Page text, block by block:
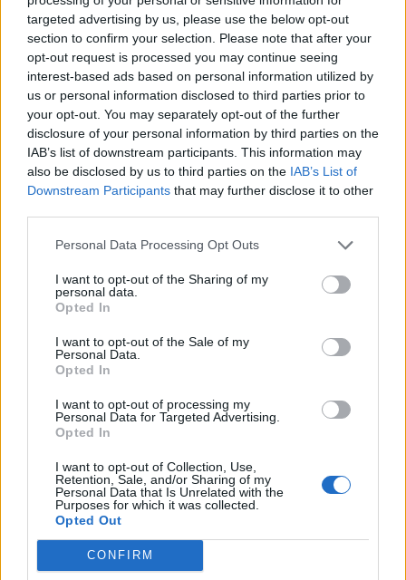
targeted advertising by us, please use the below opt-out
section to confirm your selection. Please note that after your
opt-out request is processed you may continue seeing
interest-based ads based on personal information utilized by
us or personal information disclosed to third parties prior to
your opt-out. You may separately opt-out of the further
disclosure of your personal information by third parties on the
IAB’s list of downstream participants. This information may
also be disclosed by us to third parties on the IAB’s List of
Downstream Participants that may further disclose it to other
Personal Data Processing Opt Outs
I want to opt-out of the Sharing of my
personal data.
Opted In
I want to opt-out of the Sale of my
Personal Data.
Opted In
I want to opt-out of processing my
Personal Data for Targeted Advertising.
Opted In
I want to opt-out of Collection, Use,
Retention, Sale, and/or Sharing of my
Personal Data that Is Unrelated with the
Purposes for which it was collected.
Opted Out
CONFIRM
unterstützen Sie WePlay Word Games als Wort Kreuz
Spieleentwickler durch Teilen und bewerten Sie das Spiel
mit Ihrer Freundesliste, mehr Spieler bedeutet mehr Umsatz
für den Entwickler, also helfen Sie ihm zu wachsen.
Suche nach Buchstaben.
Geben Sie alle Buchstaben
des Puzzles ein:
Suche
Buchstaben
Suche
Wählen Sie Ihr Puzzle aus:
Puzzle nicht gefunden.
Hier können Sie nach Ihrer Antwort anhand der
Levelnummer suchen, aber wir empfehlen Ihnen, die Suche
nach Buchstaben zu verwenden.
Wählen Sie Ihr Level:
Wort Kreuz Level 1
Wort Kreuz Level 2
Wort Kreuz Level 3